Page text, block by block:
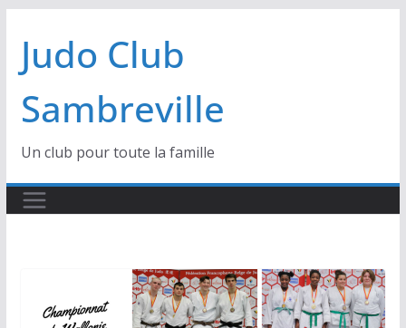
contenu
Judo Club
Sambreville
Un club pour toute la famille